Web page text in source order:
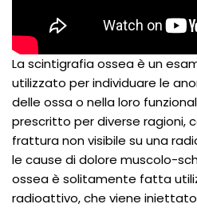
La scintigrafia ossea è un
utilizzato per individuare le
delle ossa o nella loro
prescritto per diverse ragioni,
frattura non visibile su una
le cause di dolore muscolo-
ossea è solitamente fatta
radioattivo, che viene iniettato